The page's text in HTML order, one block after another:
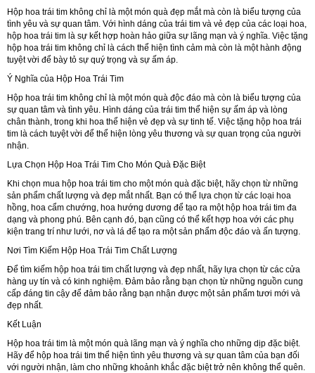
Hộp hoa trái tim không chỉ là một món quà đẹp mắt mà còn là biểu tượng của
tình yêu và sự quan tâm. Với hình dáng của trái tim và vẻ đẹp của các loại hoa,
hộp hoa trái tim là sự kết hợp hoàn hảo giữa sự lãng mạn và ý nghĩa. Việc tặng
hộp hoa trái tim không chỉ là cách thể hiện tình cảm mà còn là một hành động
tuyệt vời để bày tỏ sự quý trọng và sự ấm áp.
Ý Nghĩa của Hộp Hoa Trái Tim
Hộp hoa trái tim không chỉ là một món quà độc đáo mà còn là biểu tượng của
sự quan tâm và tình yêu. Hình dáng của trái tim thể hiện sự ấm áp và lòng
chân thành, trong khi hoa thể hiện vẻ đẹp và sự tinh tế. Việc tặng hộp hoa trái
tim là cách tuyệt vời để thể hiện lòng yêu thương và sự quan trọng của người
nhận.
Lựa Chọn Hộp Hoa Trái Tim Cho Món Quà Đặc Biệt
Khi chọn mua hộp hoa trái tim cho một món quà đặc biệt, hãy chọn từ những
sản phẩm chất lượng và đẹp mắt nhất. Bạn có thể lựa chọn từ các loại hoa
hồng, hoa cẩm chướng, hoa hướng dương để tạo ra một hộp hoa trái tim đa
dạng và phong phú. Bên cạnh đó, bạn cũng có thể kết hợp hoa với các phụ
kiện trang trí như lưới, nơ và lá để tạo ra một sản phẩm độc đáo và ấn tượng.
Nơi Tìm Kiếm Hộp Hoa Trái Tim Chất Lượng
Để tìm kiếm hộp hoa trái tim chất lượng và đẹp nhất, hãy lựa chọn từ các cửa
hàng uy tín và có kinh nghiệm. Đảm bảo rằng bạn chọn từ những nguồn cung
cấp đáng tin cậy để đảm bảo rằng bạn nhận được một sản phẩm tươi mới và
đẹp nhất.
Kết Luận
Hộp hoa trái tim là một món quà lãng mạn và ý nghĩa cho những dịp đặc biệt.
Hãy để hộp hoa trái tim thể hiện tình yêu thương và sự quan tâm của bạn đối
với người nhận, làm cho những khoảnh khắc đặc biệt trở nên không thể quên.